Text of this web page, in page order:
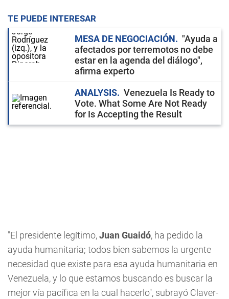
TE PUEDE INTERESAR
MESA DE NEGOCIACIÓN
"Ayuda a
afectados por terremotos no debe
estar en la agenda del diálogo",
afirma experto
ANALYSIS
Venezuela Is Ready to
Vote. What Some Are Not Ready
for Is Accepting the Result
"El presidente legítimo,Juan Guaidó, ha pedido la
ayuda humanitaria; todos bien sabemos la urgente
necesidad que existe para esa ayuda humanitaria en
Venezuela, y lo que estamos buscando es buscar la
mejor vía pacífica en la cual hacerlo", subrayó Claver-